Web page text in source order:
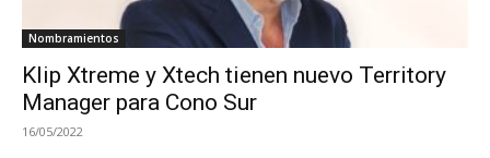
Nombramientos
Klip Xtreme y Xtech tienen nuevo Territory
Manager para Cono Sur
16/05/2022